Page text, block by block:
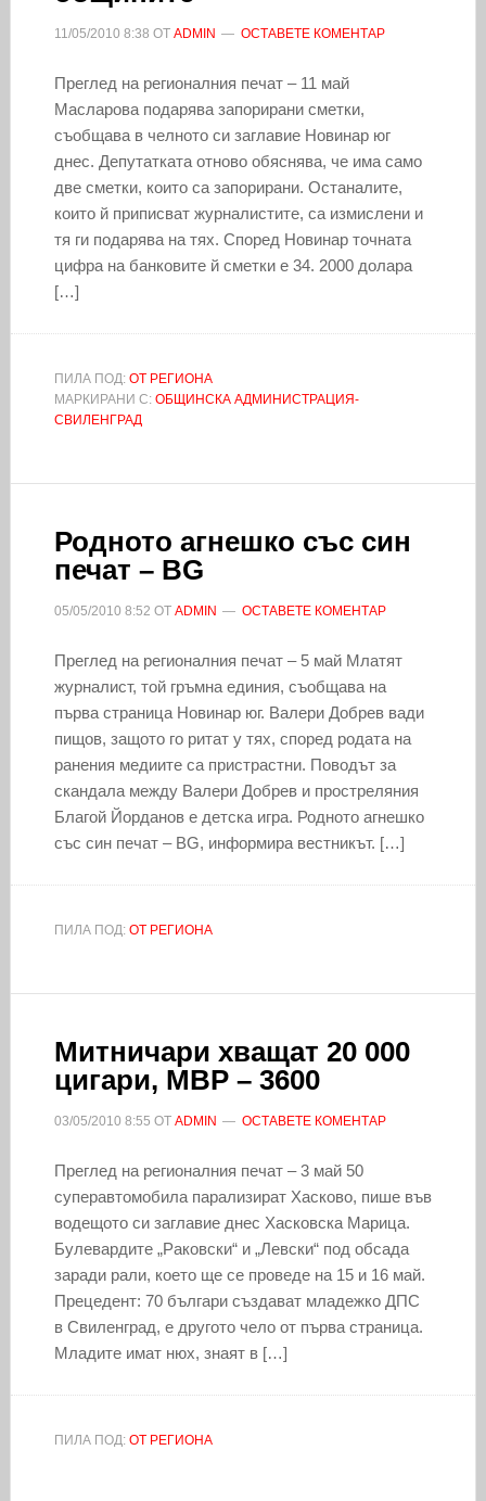
11/05/2010 8:38 ОТ ADMIN ОСТАВЕТЕ КОМЕНТАР
Преглед на регионалния печат – 11 май
Масларова подарява запорирани сметки,
съобщава в челното си заглавие Новинар юг
днес. Депутатката отново обяснява, че има само
две сметки, които са запорирани. Останалите,
които й приписват журналистите, са измислени и
тя ги подарява на тях. Според Новинар точната
цифра на банковите й сметки е 34. 2000 долара
[…]
ПИЛА ПОД: ОТ РЕГИОНА
МАРКИРАНИ С: ОБЩИНСКА АДМИНИСТРАЦИЯ-
СВИЛЕНГРАД
Родното агнешко със син
печат – BG
05/05/2010 8:52 ОТ ADMIN ОСТАВЕТЕ КОМЕНТАР
Преглед на регионалния печат – 5 май Млатят
журналист, той гръмна единия, съобщава на
първа страница Новинар юг. Валери Добрев вади
пищов, защото го ритат у тях, според родата на
ранения медиите са пристрастни. Поводът за
скандала между Валери Добрев и простреляния
Благой Йорданов е детска игра. Родното агнешко
със син печат – BG, информира вестникът. […]
ПИЛА ПОД: ОТ РЕГИОНА
Митничари хващат 20 000
цигари, МВР – 3600
03/05/2010 8:55 ОТ ADMIN ОСТАВЕТЕ КОМЕНТАР
Преглед на регионалния печат – 3 май 50
суперавтомобила парализират Хасково, пише във
водещото си заглавие днес Хасковска Марица.
Булевардите „Раковски“ и „Левски“ под обсада
заради рали, което ще се проведе на 15 и 16 май.
Прецедент: 70 българи създават младежко ДПС
в Свиленград, е другото чело от първа страница.
Младите имат нюх, знаят в […]
ПИЛА ПОД: ОТ РЕГИОНА